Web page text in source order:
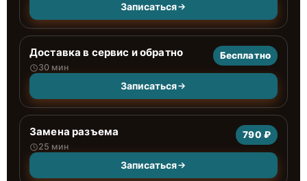
Записаться
Доставка в сервис и обратно
30 мин
Бесплатно
Записаться
Замена разъема
25 мин
790 ₽
Записаться